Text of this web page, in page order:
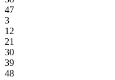
47
3
12
21
30
39
48